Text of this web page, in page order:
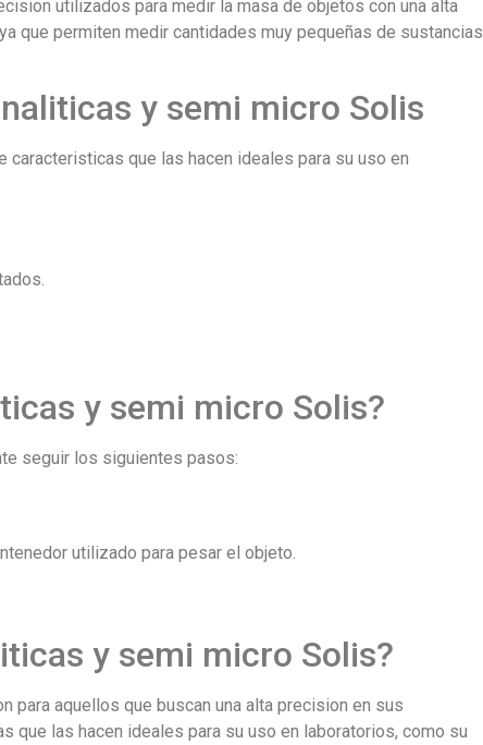
utilizados para medir la masa de objetos con una alta
que permiten medir cantidades muy pequeñas de sustancias
y semi micro Solis
caracteristicas que las hacen ideales para su uso en
y semi micro Solis?
seguir los siguientes pasos:
utilizado para pesar el objeto.
y semi micro Solis?
para aquellos que buscan una alta precision en sus
que las hacen ideales para su uso en laboratorios, como su